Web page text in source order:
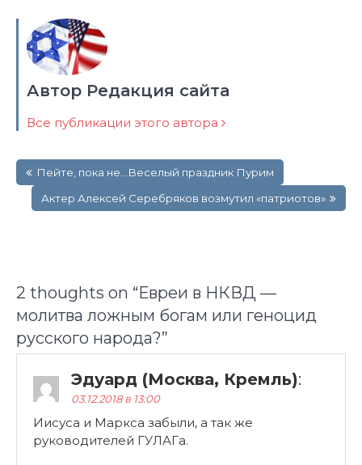
Автор Редакция сайта
Все публикации этого автора
по
записям
Пейте, пока не…Веселый праздник Пурим
Актер Алексей Серебряков возмутил «патриотов»
2 thoughts on “Евреи в НКВД —
молитва ложным богам или геноцид
русского народа?”
Эдуард (Москва, Кремль):
03.12.2018 в 13:00
Иисуса и Маркса забыли, а так же
руководителей ГУЛАГа.